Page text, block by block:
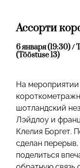
Ассорти
6 января (19:30) /
(Tööstuse 13)
На мероприятии
шотландский
Лэйдлоу и
Клелия Боргет.
сделан
поделиться